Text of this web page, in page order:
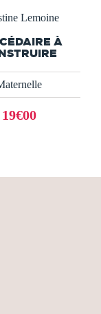
Lemoine
À
19€00